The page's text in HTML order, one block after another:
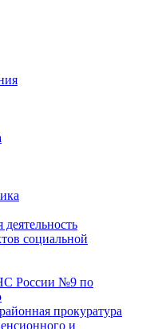
социальной
России №9 по
прокуратура
и